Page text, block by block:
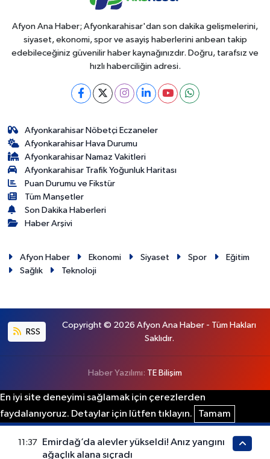
Afyon Ana Haber; Afyonkarahisar'dan son dakika gelişmelerini,
siyaset, ekonomi, spor ve asayiş haberlerini anbean takip
edebileceğiniz güvenilir haber kaynağınızdır. Doğru, tarafsız ve
hızlı haberciliğin adresi.
Afyonkarahisar Nöbetçi Eczaneler
Afyonkarahisar Hava Durumu
Afyonkarahisar Namaz Vakitleri
Afyonkarahisar Trafik Yoğunluk Haritası
Puan Durumu ve Fikstür
Tüm Manşetler
Son Dakika Haberleri
Haber Arşivi
Afyon Haber Ekonomi Siyaset Spor
Eğitim
Sağlık
Teknoloji
RSS
Copyright © 2026 Afyon Ana Haber - Tüm Hakları
Saklıdır.
Haber Yazılımı: TE Bilişim
En iyi site deneyimi sağlamak için çerezlerden
faydalanıyoruz. Detaylar için lütfen tıklayın.
Tamam
11:37
Emirdağ’da alevler yükseldi! Anız yangını
ağaçlık alana sıçradı